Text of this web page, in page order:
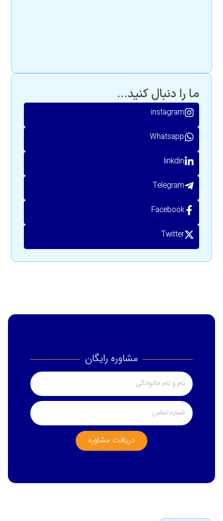
ما را دنبال کنید...
instagram
Whatsapp
linkdin
Telegram
Facebook
Twitter
مشاوره رایگان
دریافت مشاوره